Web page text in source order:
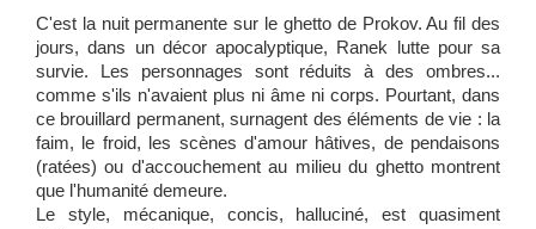
C'est la nuit permanente sur le ghetto de Prokov. Au fil des
jours, dans un décor apocalyptique, Ranek lutte pour sa
survie.
Les personnages sont réduits à des ombres...
comme s'ils n'avaient plus ni âme ni corps. Pourtant, dans
ce brouillard permanent, surnagent des éléments de vie : la
faim, le froid, les scènes d'amour hâtives, de pendaisons
(ratées) ou d'accouchement au milieu du ghetto montrent
que l'humanité demeure.
Le style, mécanique, concis, halluciné, est quasiment